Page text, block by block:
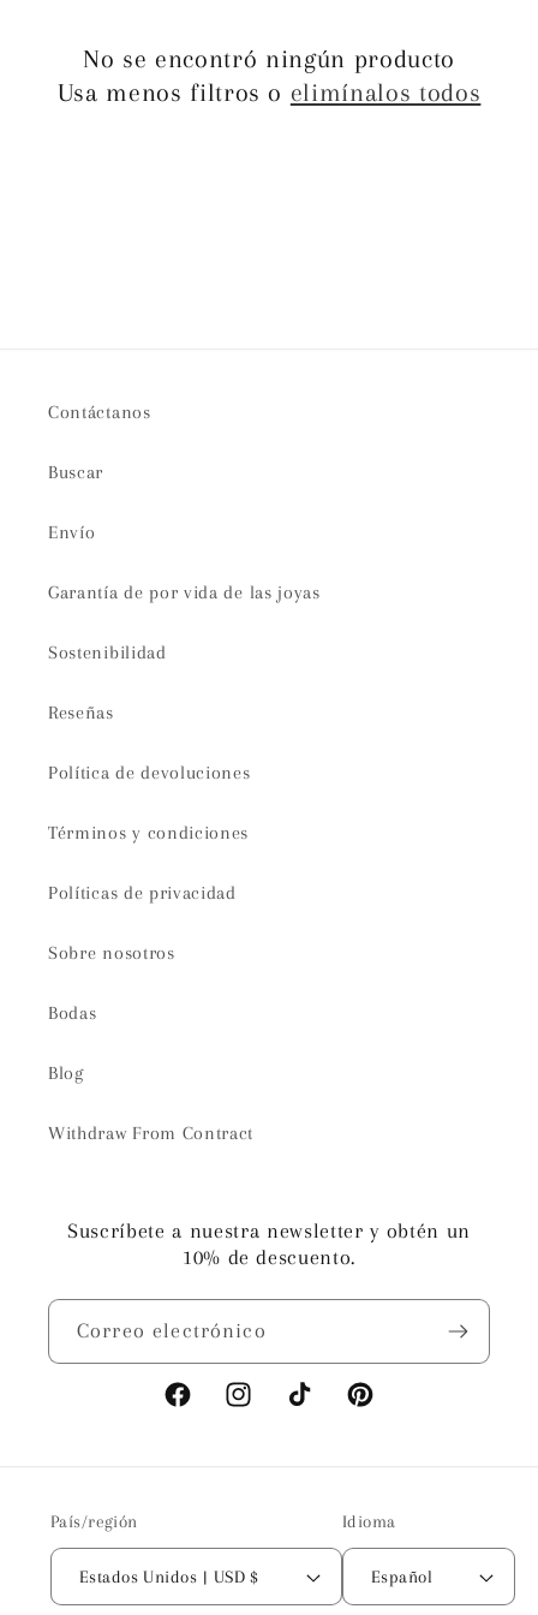
No se encontró ningún producto
Usa menos filtros o elimínalos todos
Contáctanos
Buscar
Envío
Garantía de por vida de las joyas
Sostenibilidad
Reseñas
Política de devoluciones
Términos y condiciones
Políticas de privacidad
Sobre nosotros
Bodas
Blog
Withdraw From Contract
Suscríbete a nuestra newsletter y obtén un
10% de descuento.
Correo electrónico
FacebookInstagramTikTok Pinterest
País/región
Estados Unidos | USD $
Idioma
Español